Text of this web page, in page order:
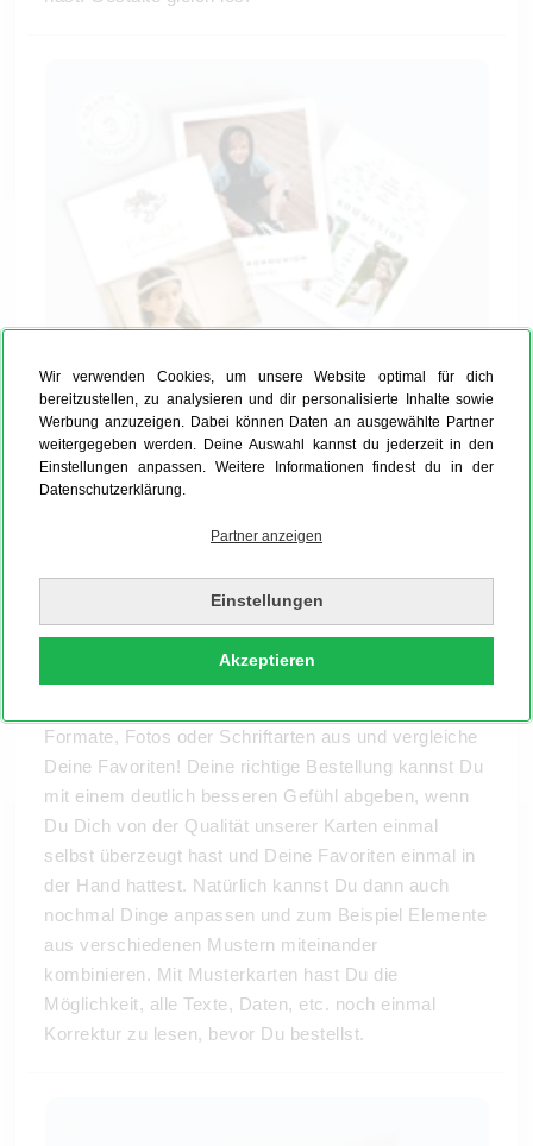
Wir verwenden Cookies, um unsere Website optimal für dich
bereitzustellen, zu analysieren und dir personalisierte Inhalte sowie
Werbung anzuzeigen. Dabei können Daten an ausgewählte Partner
weitergegeben werden. Deine Auswahl kannst du jederzeit in den
Einstellungen anpassen. Weitere Informationen findest du in der
Datenschutzerklärung.
Partner anzeigen
Einstellungen
Akzeptieren
3 kostenlose Musterkarten für die
Kommunion.
Bevor Du direkt 100 Einladungskarten Kommunion
bestellst, würdest Du sie gerne einmal in der Hand
Formate, Fotos oder Schriftarten aus und vergleiche
Deine Favoriten! Deine richtige Bestellung kannst Du
mit einem deutlich besseren Gefühl abgeben, wenn
Du Dich von der Qualität unserer Karten einmal
selbst überzeugt hast und Deine Favoriten einmal in
der Hand hattest. Natürlich kannst Du dann auch
nochmal Dinge anpassen und zum Beispiel Elemente
aus verschiedenen Mustern miteinander
kombinieren. Mit Musterkarten hast Du die
Möglichkeit, alle Texte, Daten, etc. noch einmal
Korrektur zu lesen, bevor Du bestellst.